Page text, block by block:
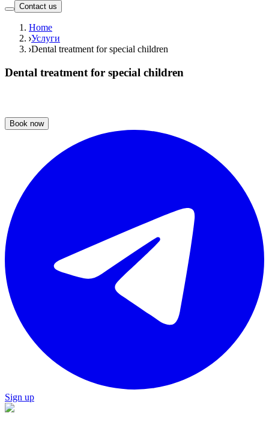
Contact us
Home
Услуги
Dental treatment for special children
Dental treatment for special children
Book now
Sign up